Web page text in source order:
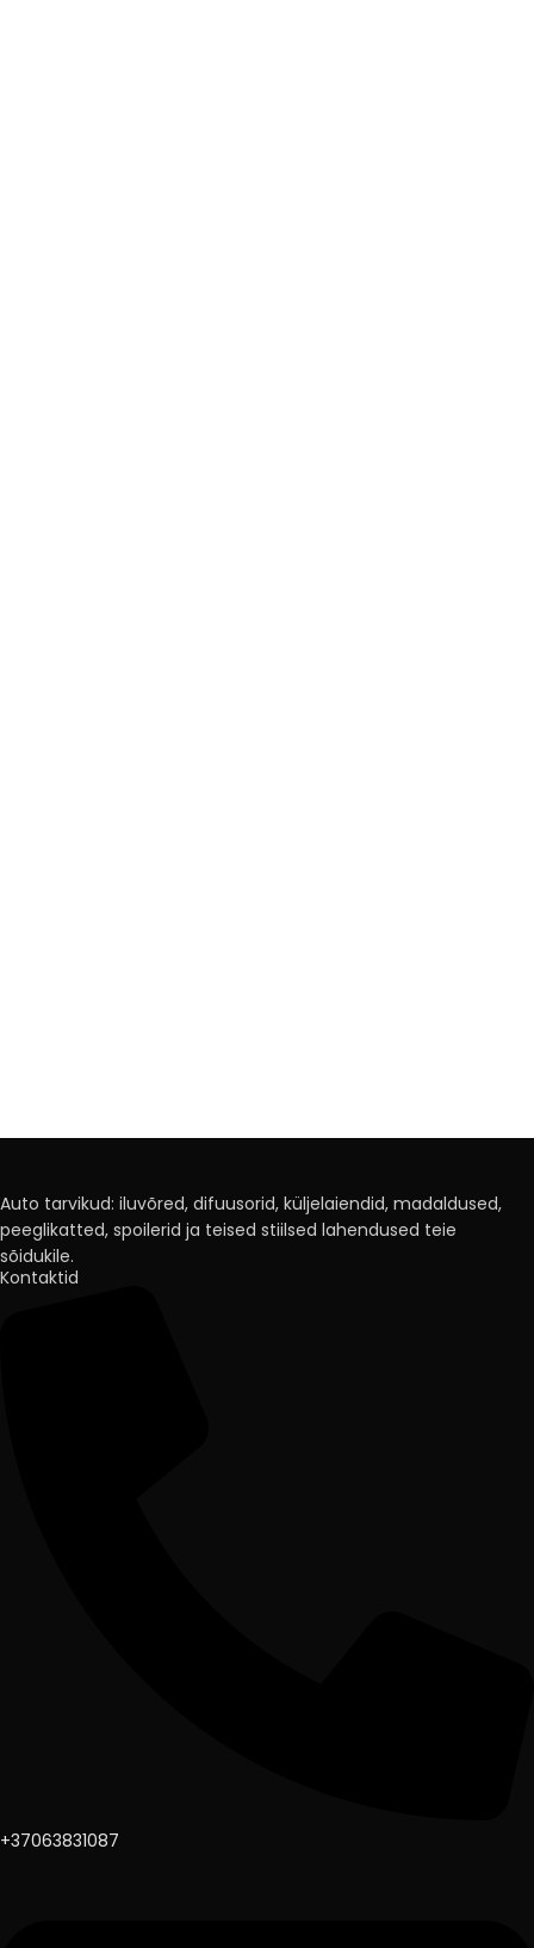
Auto tarvikud: iluvõred, difuusorid, küljelaiendid, madaldused,
peeglikatted, spoilerid ja teised stiilsed lahendused teie
sõidukile.
Kontaktid
+37063831087